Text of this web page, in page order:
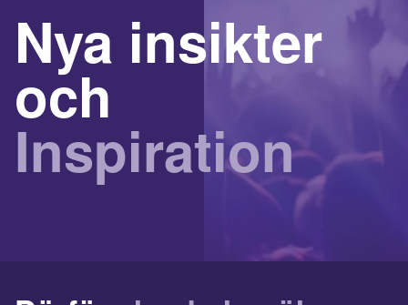
Nya insikter
och
Inspiration